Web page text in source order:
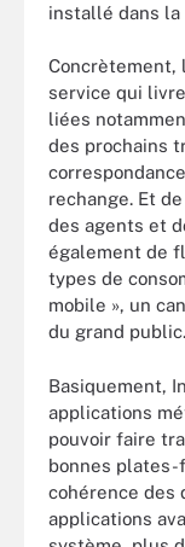
installé dans la
Concrètement,
service qui
liées
des prochains
rechange. Et
des agents et
également de
types de
mobile », un
du grand public.
Basiquement,
applications
pouvoir faire
bonnes plates-
cohérence des
applications